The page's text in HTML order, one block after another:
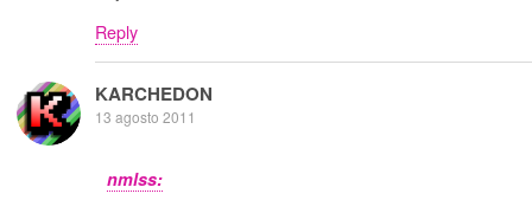
Reply
KARCHEDON
13 agosto 2011
nmlss: